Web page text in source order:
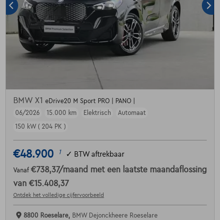
BMW X1 eDrive20 M Sport PRO | PANO |
06/2026
15.000 km Elektrisch
Automaat
150 kW ( 204 PK )
€48.900 1 ✓ BTW aftrekbaar
Vanaf €738,37/maand met een laatste maandaflossing
van €15.408,37
Ontdek het volledige cijfervoorbeeld
8800 Roeselare, BMW Dejonckheere Roeselare